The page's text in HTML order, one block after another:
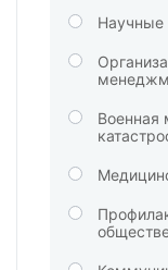
Научные
Военная